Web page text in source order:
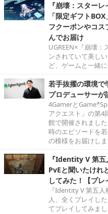
『崩壊：スター
「限定ギフト
フクーポンやコス
んでお届け
UGREEN×『崩壊
ンされていて美し
ど、ゲームと一緒
若手抜擢の環境
プロデューサー
4Gamerと
アクエスト」の第4
館で開催されまし
時のエピソードを
の模様をお届けしま
『Identity V 第
PvEと聞いたけれ
してみた！【プレ
『Identity V 第五
人、全くプレイし
てプレイしてみまし